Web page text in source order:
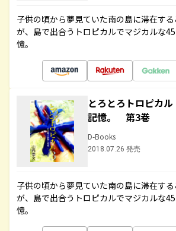
子供の頃から夢見ていた南の島に滞在す
が、島で出合うトロピカルでマジカルな
憶。
とろとろトロピカ
記憶。 第3巻
D-Books
2018.07.26 発売
子供の頃から夢見ていた南の島に滞在す
が、島で出合うトロピカルでマジカルな
憶。